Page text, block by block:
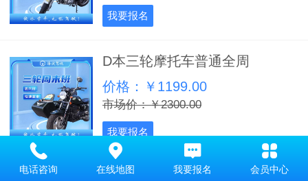
我要报名
D本三轮摩托车普通全周
价格：￥1199.00
市场价：￥2300.00
我要报名
优选班平日自动C2
电话咨询 在线地图 我要报名 会员中心